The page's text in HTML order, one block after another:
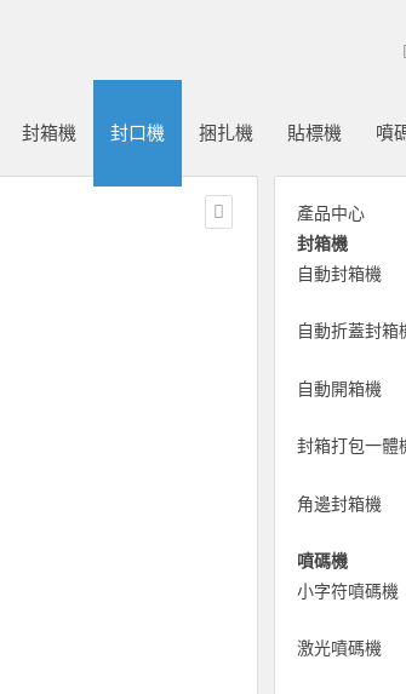
封箱機 封口機 捆扎機 貼標機 噴
產品中心
封箱機
自動封箱機
自動折蓋封箱
自動開箱機
封箱打包一體
角邊封箱機
噴碼機
小字符噴碼機
激光噴碼機